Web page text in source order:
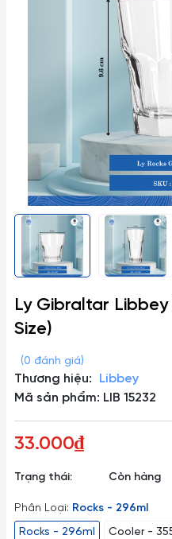
Ly Gibraltar Libbey
Size)
(0 đánh giá)
Thương hiệu:
Libbey
Mã sản phẩm: LIB 15232
33.000₫
Trạng thái: Còn hàng
Phân Loại: Rocks - 296ml
Rocks - 296ml
Cooler -